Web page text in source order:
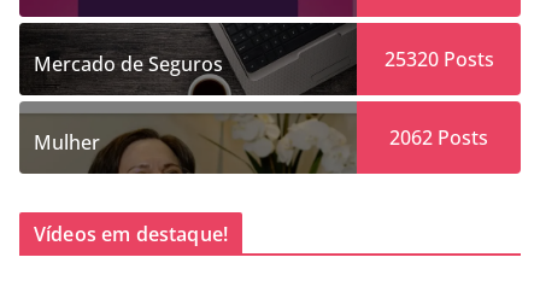
Mercado de Seguros 25320Posts
Mulher 2062 Posts
Vídeos em destaque!